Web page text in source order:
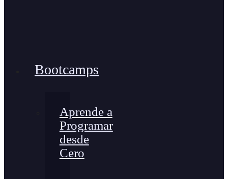
Bootcamps
Aprende a
Programar
desde
Cero